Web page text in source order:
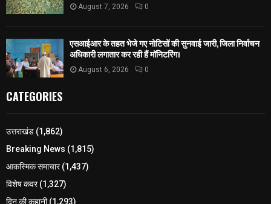
August 7, 2026 0
एसआईआर के तहत भेजे गए नोटिसों की सुनवाई जारी, जिला निर्वाचन
अधिकारी लगातार कर रही हैं मॉनिटरिंग।
August 6, 2026 0
CATEGORIES
उत्तराखंड (1,862)
Breaking News (1,815)
आकस्मिक समाचार(1,437)
विशेष कवर(1,327)
दिन की कहानी(1,293)